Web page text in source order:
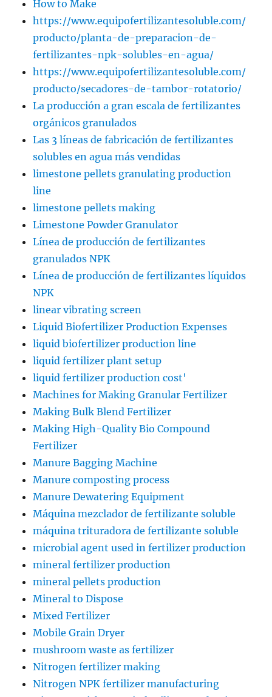
How to Make
https://www.equipofertilizantesoluble.com/
producto/planta-de-preparacion-de-
fertilizantes-npk-solubles-en-agua/
https://www.equipofertilizantesoluble.com/
producto/secadores-de-tambor-rotatorio/
La producción a gran escala de fertilizantes
orgánicos granulados
Las 3 líneas de fabricación de fertilizantes
solubles en agua más vendidas
limestone pellets granulating production
line
limestone pellets making
Limestone Powder Granulator
Línea de producción de fertilizantes
granulados NPK
Línea de producción de fertilizantes líquidos
NPK
linear vibrating screen
Liquid Biofertilizer Production Expenses
liquid biofertilizer production line
liquid fertilizer plant setup
liquid fertilizer production cost'
Machines for Making Granular Fertilizer
Making Bulk Blend Fertilizer
Making High-Quality Bio Compound
Fertilizer
Manure Bagging Machine
Manure composting process
Manure Dewatering Equipment
Máquina mezclador de fertilizante soluble
máquina trituradora de fertilizante soluble
microbial agent used in fertilizer production
mineral fertilizer production
mineral pellets production
Mineral to Dispose
Mixed Fertilizer
Mobile Grain Dryer
mushroom waste as fertilizer
Nitrogen fertilizer making
Nitrogen NPK fertilizer manufacturing